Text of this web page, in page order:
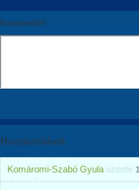
Kommentáld!
Hozzászólások
Komáromi-Szabó Gyula üzente